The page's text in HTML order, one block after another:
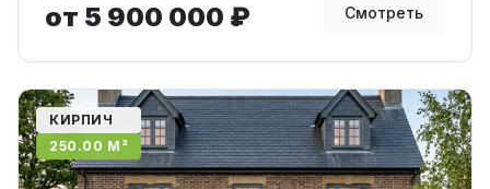
от 5 900 000 ₽ Смотреть
КИРПИЧ
250.00 М²